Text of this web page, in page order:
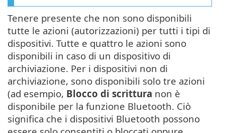
Tenere presente che non sono disponibili
tutte le azioni (autorizzazioni) per tutti i tipi di
dispositivi. Tutte e quattro le azioni sono
disponibili in caso di un dispositivo di
archiviazione. Per i dispositivi non di
archiviazione, sono disponibili solo tre azioni
(ad esempio, Blocco di scrittura non è
disponibile per la funzione Bluetooth. Ciò
significa che i dispositivi Bluetooth possono